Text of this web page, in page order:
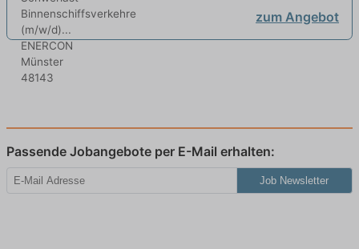
zum Angebot
Passende Jobangebote per E-Mail erhalten:
Job Newsletter